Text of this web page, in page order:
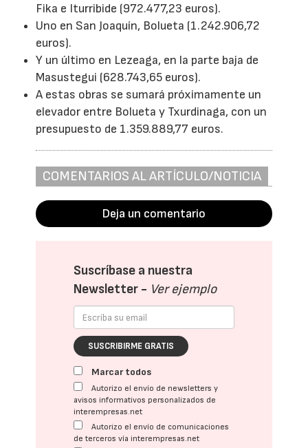
Fika e Iturribide (972.477,23 euros).
Uno en San Joaquín, Bolueta (1.242.906,72
euros).
Y un último en Lezeaga, en la parte baja de
Masustegui (628.743,65 euros).
A estas obras se sumará próximamente un
elevador entre Bolueta y Txurdinaga, con un
presupuesto de 1.359.889,77 euros.
COMENTARIOS AL ARTÍCULO/NOTICIA
Deja un comentario
Suscríbase a nuestra
Newsletter - Ver ejemplo
SUSCRIBIRME GRATIS
Marcar todos
Autorizo el envío de newsletters y
avisos informativos personalizados de
interempresas.net
Autorizo el envío de comunicaciones
de terceros vía interempresas.net